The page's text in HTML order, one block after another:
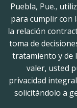
Puebla, Pue.,
para cumplir con
la relación
toma de
tratamiento y de
valer, usted
privacidad
solicitándolo a